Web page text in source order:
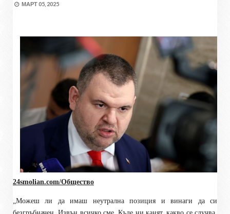
МАРТ 05, 2025
24smolian.com/Общество
„Можеш ли да имаш неутрална позиция и винаги да си